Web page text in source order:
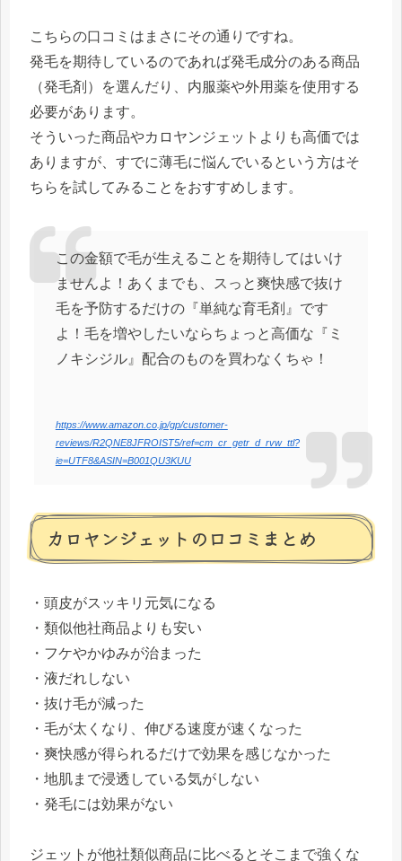
こちらの口コミはまさにその通りですね。
発毛を期待しているのであれば発毛成分のある商品
（発毛剤）を選んだり、内服薬や外用薬を使用する
必要があります。
そういった商品やカロヤンジェットよりも高価では
ありますが、すでに薄毛に悩んでいるという方はそ
ちらを試してみることをおすすめします。
この金額で毛が生えることを期待してはいけ
ませんよ！あくまでも、スっと爽快感で抜け
毛を予防するだけの『単純な育毛剤』です
よ！毛を増やしたいならちょっと高価な『ミ
ノキシジル』配合のものを買わなくちゃ！
https://www.amazon.co.jp/gp/customer-
reviews/R2QNE8JFROIST5/ref=cm_cr_getr_d_rvw_ttl?
ie=UTF8&ASIN=B001QU3KUU
カロヤンジェットの口コミまとめ
・頭皮がスッキリ元気になる
・類似他社商品よりも安い
・フケやかゆみが治まった
・液だれしない
・抜け毛が減った
・毛が太くなり、伸びる速度が速くなった
・爽快感が得られるだけで効果を感じなかった
・地肌まで浸透している気がしない
・発毛には効果がない
ジェットが他社類似商品に比べるとそこまで強くな